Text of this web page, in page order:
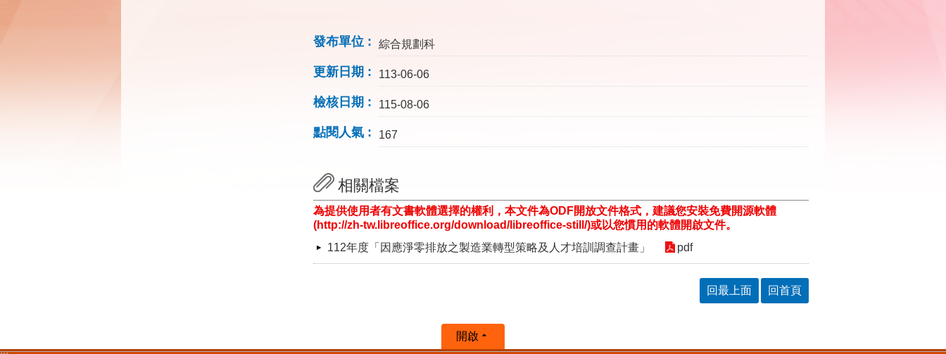
發布單位 綜合規劃科
更新日期 113-06-06
檢核日期 115-08-06
點閱人氣 167
相關檔案
為提供使用者有文書軟體選擇的權利，本文件為ODF開放文件格式，建議您安裝免費開源軟體
(http://zh-tw.libreoffice.org/download/libreoffice-still/)或以您慣用的軟體開啟文件。
112年度「因應淨零排放之製造業轉型策略及人才培訓調查計畫」
pdf
回最上面 回首頁
開啟